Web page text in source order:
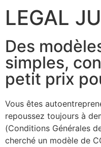
LEGAL
Des
simples,
petit prix
Vous êtes
repoussez toujours à
(Conditions Générales
cherché un modèle de